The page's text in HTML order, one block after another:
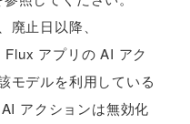
廃止日以降、
アプリの AI アク
モデルを利用している
アクションは無効化